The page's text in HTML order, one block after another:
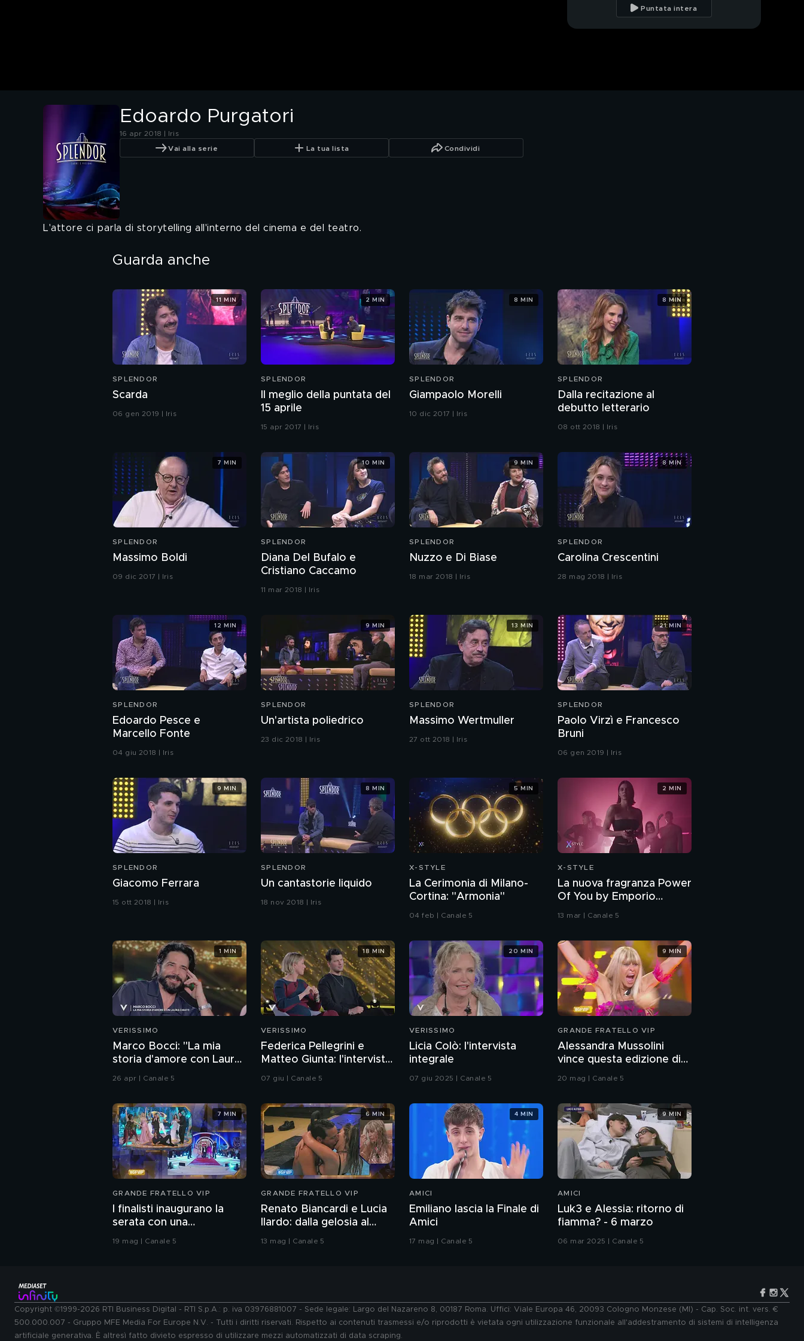
Leonardo Bocci
Puntata intera
Edoardo Purgatori
16 apr 2018 | Iris
Vai alla serie La tua lista Condividi
L'attore ci parla di storytelling all'interno del cinema e del teatro.
Guarda anche
SPLENDOR
Scarda
06 gen 2019 | Iris
11 MIN
SPLENDOR
Il meglio della puntata del
15 aprile
15 apr 2017 | Iris
2 MIN
SPLENDOR
Giampaolo Morelli
10 dic 2017 | Iris
8 MIN
SPLENDOR
Dalla recitazione al
debutto letterario
08 ott 2018 | Iris
8 MIN
SPLENDOR
Massimo Boldi
09 dic 2017 | Iris
7 MIN
SPLENDOR
Diana Del Bufalo e
Cristiano Caccamo
11 mar 2018 | Iris
10 MIN
SPLENDOR
Nuzzo e Di Biase
18 mar 2018 | Iris
9 MIN
SPLENDOR
Carolina Crescentini
28 mag 2018 | Iris
8 MIN
SPLENDOR
Edoardo Pesce e
Marcello Fonte
04 giu 2018 | Iris
12 MIN
SPLENDOR
Un'artista poliedrico
23 dic 2018 | Iris
9 MIN
SPLENDOR
Massimo Wertmuller
27 ott 2018 | Iris
13 MIN
SPLENDOR
Paolo Virzì e Francesco
Bruni
06 gen 2019 | Iris
21 MIN
SPLENDOR
Giacomo Ferrara
15 ott 2018 | Iris
9 MIN
SPLENDOR
Un cantastorie liquido
18 nov 2018 | Iris
8 MIN
X-STYLE
La Cerimonia di Milano-
Cortina: "Armonia"
04 feb | Canale 5
5 MIN
X-STYLE
La nuova fragranza Power
Of You by Emporio
Armani
13 mar | Canale 5
2 MIN
VERISSIMO
Marco Bocci: "La mia
storia d'amore con Laura
Chiatti"
26 apr | Canale 5
1 MIN
VERISSIMO
Federica Pellegrini e
Matteo Giunta: l'intervista
integrale
07 giu | Canale 5
18 MIN
VERISSIMO
Licia Colò: l'intervista
integrale
07 giu 2025 | Canale 5
20 MIN
GRANDE FRATELLO VIP
Alessandra Mussolini
vince questa edizione di
Grande Fratello VIP
20 mag | Canale 5
9 MIN
GRANDE FRATELLO VIP
I finalisti inaugurano la
serata con una
coreografia
19 mag | Canale 5
7 MIN
GRANDE FRATELLO VIP
Renato Biancardi e Lucia
Ilardo: dalla gelosia al
13 mag | Canale 5
6 MIN
AMICI
Emiliano lascia la Finale di
Amici
17 mag | Canale 5
4 MIN
AMICI
Luk3 e Alessia: ritorno di
fiamma? - 6 marzo
06 mar 2025 | Canale 5
9 MIN
Copyright ©1999-2026 RTI Business Digital - RTI S.p.A.: p. iva 03976881007 - Sede legale: Largo del Nazareno 8, 00187 Roma. Uffici: Viale Europa 46, 20093 Cologno Monzese (MI) - Cap. Soc. int. vers. €
500.000.007 - Gruppo MFE Media For Europe N.V. - Tutti i diritti riservati. Rispetto ai contenuti trasmessi e/o riprodotti è vietata ogni utilizzazione funzionale all'addestramento di sistemi di intelligenza
artificiale generativa. È altresì fatto divieto espresso di utilizzare mezzi automatizzati di data scraping.